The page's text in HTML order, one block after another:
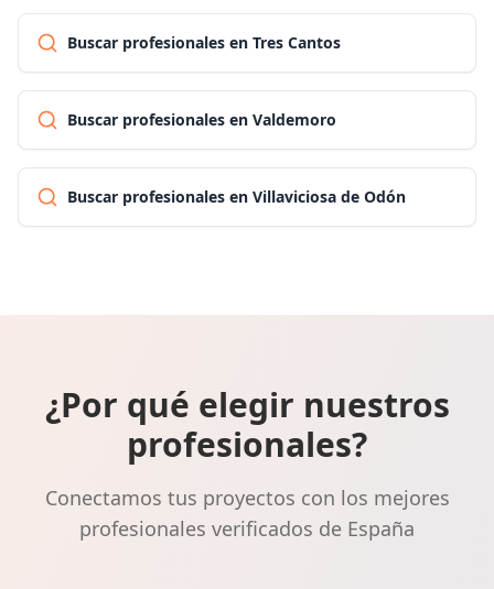
Buscar profesionales en Tres Cantos
Buscar profesionales en Valdemoro
Buscar profesionales en Villaviciosa de Odón
¿Por qué elegir nuestros
profesionales?
Conectamos tus proyectos con los mejores
profesionales verificados de España